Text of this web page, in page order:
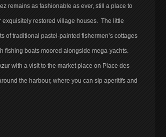
remains as fashionable as ever, still a place to
restored village houses. The little
of traditional pastel-painted fishermen’s cottages
fishing boats moored alongside mega-yachts.
with a visit to the market place on Place des
the harbour, where you can sip aperitifs and